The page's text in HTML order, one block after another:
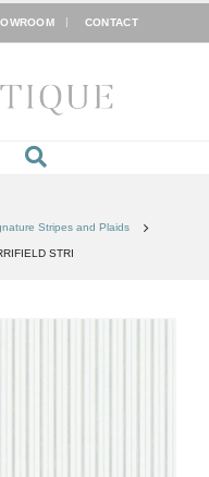
CONTACT
Stripes and Plaids
STRI